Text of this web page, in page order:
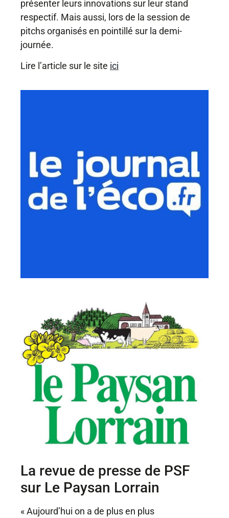
présenter leurs innovations sur leur stand
respectif. Mais aussi, lors de la session de
pitchs organisés en pointillé sur la demi-
journée.
Lire l’article sur le site ici
La revue de presse de PSF
sur Le Paysan Lorrain
« Aujourd’hui on a de plus en plus